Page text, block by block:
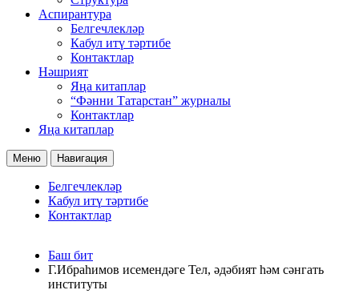
Аспирантура
Белгечлекләр
Кабул итү тәртибе
Контактлар
Нәшрият
Яңа китаплар
“Фәнни Татарстан” журналы
Контактлар
Яңа китаплар
Меню Навигация
Белгечлекләр
Кабул итү тәртибе
Контактлар
Баш бит
Г.Ибраһимов исемендәге Тел, әдәбият һәм сәнгать
институты